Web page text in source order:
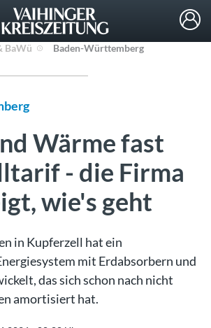
BaWü Baden-Württemberg
Wärme fast
- die Firma
wie's geht
in Kupferzell hat ein
mit Erdabsorbern und
das sich schon nach nicht
amortisiert hat.